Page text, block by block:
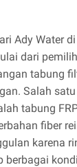
Ady Water
dari
tabung
Salah
tabung
fiber
karena
berbagai